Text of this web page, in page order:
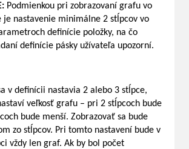
Podmienkou pri zobrazovaní grafu vo
je nastavenie minimálne 2 stĺpcov vo
definície položky, na čo
definície pásky užívateľa upozorní.
v definícii nastavia 2 alebo 3 stĺpce,
veľkosť grafu – pri 2 stĺpcoch bude
bude menší. Zobrazovať sa bude
zo stĺpcov. Pri tomto nastavení bude v
vždy len graf. Ak by bol počet